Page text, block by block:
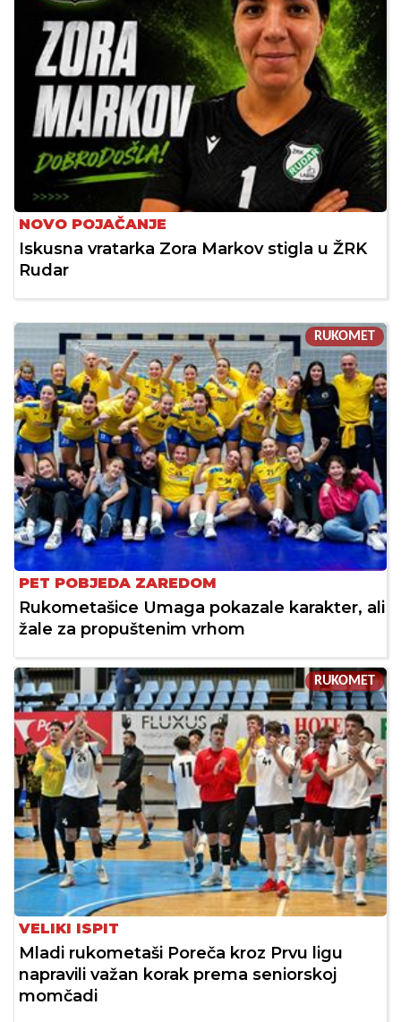
NOVO POJAČANJE
Iskusna vratarka Zora Markov stigla u ŽRK
Rudar
RUKOMET
PET POBJEDA ZAREDOM
Rukometašice Umaga pokazale karakter, ali
žale za propuštenim vrhom
RUKOMET
VELIKI ISPIT
Mladi rukometaši Poreča kroz Prvu ligu
napravili važan korak prema seniorskoj
momčadi